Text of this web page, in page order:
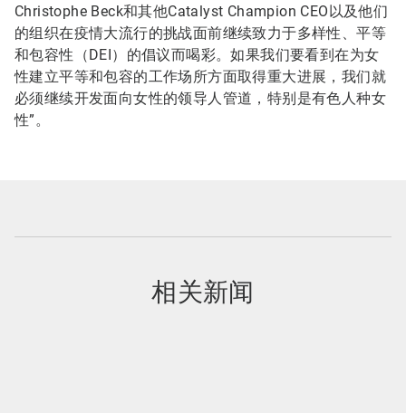
Christophe Beck和其他Catalyst Champion CEO以及他们
的组织在疫情大流行的挑战面前继续致力于多样性、平等
和包容性（DEI）的倡议而喝彩。如果我们要看到在为女
性建立平等和包容的工作场所方面取得重大进展，我们就
必须继续开发面向女性的领导人管道，特别是有色人种女
性”。
相关新闻